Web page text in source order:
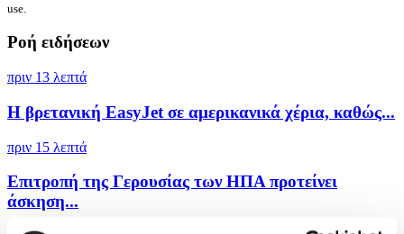
use.
Ροή ειδήσεων
πριν 13 λεπτά
Η βρετανική EasyJet σε αμερικανικά χέρια, καθώς...
πριν 15 λεπτά
Επιτροπή της Γερουσίας των ΗΠΑ προτείνει
άσκηση...